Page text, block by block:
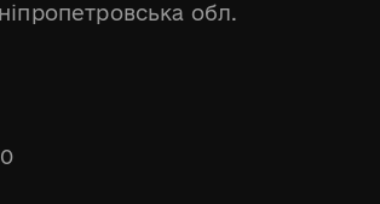
обл.